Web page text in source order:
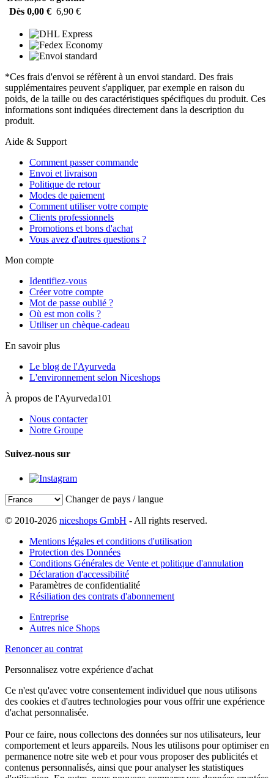
Dès 0,00 € 6,90 €
*Ces frais d'envoi se réfèrent à un envoi standard. Des frais
supplémentaires peuvent s'appliquer, par exemple en raison du
poids, de la taille ou des caractéristiques spécifiques du produit. Ces
informations sont indiquées directement dans la description du
produit.
Aide & Support
Comment passer commande
Envoi et livraison
Politique de retour
Modes de paiement
Comment utiliser votre compte
Clients professionnels
Promotions et bons d'achat
Vous avez d'autres questions ?
Mon compte
Identifiez-vous
Créer votre compte
Mot de passe oublié ?
Où est mon colis ?
Utiliser un chèque-cadeau
En savoir plus
Le blog de l'Ayurveda
L'environnement selon Niceshops
À propos de l'Ayurveda101
Nous contacter
Notre Groupe
Suivez-nous sur
Changer de pays / langue
© 2010-2026 niceshops GmbH - All rights reserved.
Mentions légales et conditions d'utilisation
Protection des Données
Conditions Générales de Vente et politique d'annulation
Déclaration d'accessibilité
Paramètres de confidentialité
Résiliation des contrats d'abonnement
Entreprise
Autres nice Shops
Renoncer au contrat
Personnalisez votre expérience d'achat
Ce n'est qu'avec votre consentement individuel que nous utilisons
des cookies et d'autres technologies pour vous offrir une expérience
d'achat personnalisée.
Pour ce faire, nous collectons des données sur nos utilisateurs, leur
comportement et leurs appareils. Nous les utilisons pour optimiser en
permanence notre site web et pour vous proposer des publicités et
contenus personnalisés, ainsi que pour analyser les statistiques